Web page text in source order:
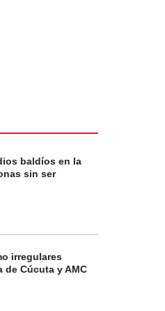
baldíos en la
sin ser
irregulares
Cúcuta y AMC